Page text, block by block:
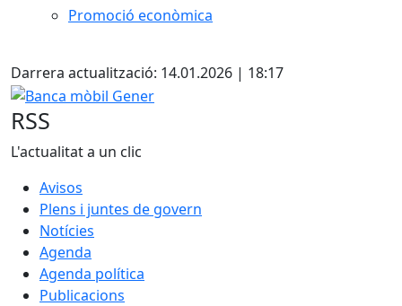
Promoció econòmica
Darrera actualització: 14.01.2026 | 18:17
Banca mòbil Gener
RSS
L'actualitat a un clic
Avisos
Plens i juntes de govern
Notícies
Agenda
Agenda política
Publicacions